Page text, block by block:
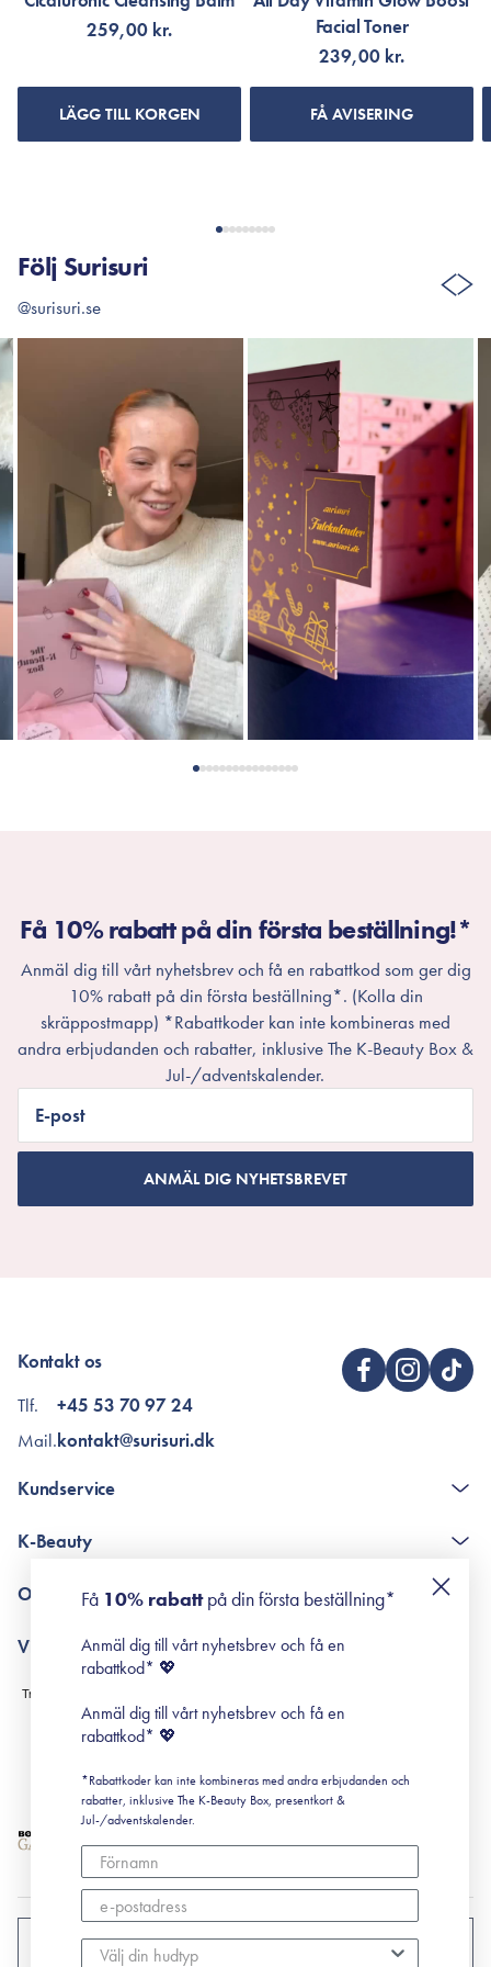
259,00 kr.
LÄGG TILL KORGEN
Facial Toner
239,00 kr.
FÅ AVISERING
Följ Surisuri
@surisuri.se
Få 10% rabatt på din första beställning!*
Anmäl dig till vårt nyhetsbrev och få en rabattkod som ger dig
10% rabatt på din första beställning*. (Kolla din
skräppostmapp) *Rabattkoder kan inte kombineras med
andra erbjudanden och rabatter, inklusive The K-Beauty Box &
Jul-/adventskalender.
E-post
ANMÄL DIG NYHETSBREVET
Kontakt os
Tlf.
Mail.
+45 53 70 97 24
kontakt@surisuri.dk
Kundservice
Poängshop - frågor och svar
K-Beauty
Retinol för nybörjare
Om Surisuri
Black Friday
Villkor
Leverans & Retur
Köpvillkor
Prenumerationsvillkor
Cookiepolicy
SVERIGE
Få 10% rabattpå din första beställning*
Anmäl dig till vårt nyhetsbrev och få en
rabattkod* 💖
Anmäl dig till vårt nyhetsbrev och få en
rabattkod* 💖
*Rabattkoder kan inte kombineras med andra erbjudanden och
rabatter, inklusive The K-Beauty Box, presentkort &
Jul-/adventskalender.